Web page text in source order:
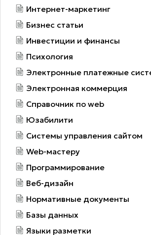
Интернет-маркетинг
Бизнес статьи
Инвестиции и финансы
Психология
Электронные платежные
Электронная коммерция
Справочник по web
Юзабилити
Системы управления сайтом
Web-мастеру
Программирование
Веб-дизайн
Нормативные документы
Базы данных
Языки разметки